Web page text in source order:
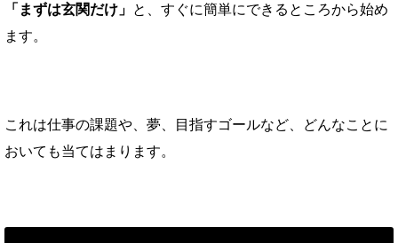
「まずは玄関だけ」 と、すぐに簡単にできるところから始め
ます。
これは仕事の課題や、夢、目指すゴールなど、どんなことに
おいても当てはまります。